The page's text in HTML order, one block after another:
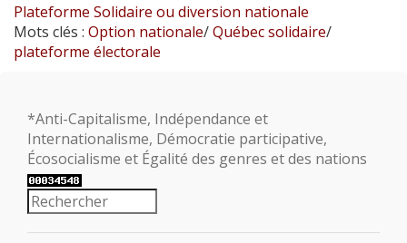
Plateforme Solidaire ou diversion nationale
Mots clés : Option nationale/Québec solidaire/
plateforme électorale
*Anti-Capitalisme, Indépendance et
Internationalisme, Démocratie participative,
Écosocialisme et Égalité des genres et des nations